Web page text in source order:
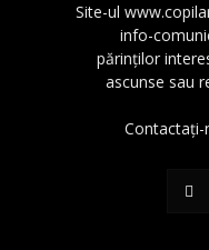
Site-ul
info-
părinţilor
ascunse sau
Contactați-